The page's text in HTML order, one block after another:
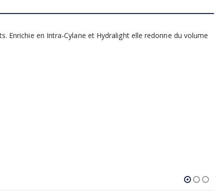
Enrichie en Intra-Cylane et Hydralight elle redonne du volume